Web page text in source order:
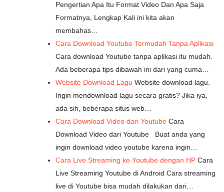
Pengertian Apa Itu Format Video Dan Apa Saja
Formatnya, Lengkap Kali ini kita akan
membahas…
Cara Download Youtube Termudah Tanpa Aplikasi
Cara download Youtube tanpa aplikasi itu mudah.
Ada beberapa tips dibawah ini dari yang cuma…
Website Download Lagu Website download lagu.
Ingin mendownload lagu secara gratis? Jika iya,
ada sih, beberapa situs web…
Cara Download Video dari Youtube Cara
Download Video dari Youtube Buat anda yang
ingin download video youtube karena ingin…
Cara Live Streaming ke Youtube dengan HP Cara
Live Streaming Youtube di Android Cara streaming
live di Youtube bisa mudah dilakukan dari…